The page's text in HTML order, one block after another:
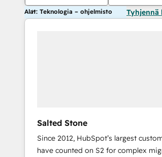
Alat: Teknologia – ohjelmisto Tyhjennä
Salted Stone
Since 2012, HubSpot’s largest
have counted on S2 for complex